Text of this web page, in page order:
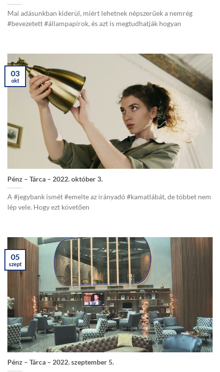
Mai adásunkban kiderül, miért lehetnek népszerűek a nemrég
#bevezetett #állampapírok, és azt is megtudhatják hogyan
Pénz – Tárca – 2022. október 3.
A #jegybank ismét #emelte az irányadó #kamatlábát, de többet nem
lép vele. Hogy ezt követően
03
okt
Pénz – Tárca – 2022. szeptember 5.
05
szept